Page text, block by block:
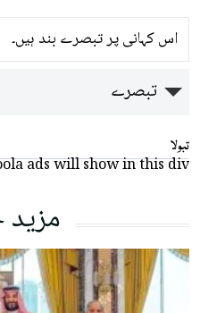
اس کہانی پر تبصرے بند ہیں۔
تبصرے
تبولا
ads will show in this div